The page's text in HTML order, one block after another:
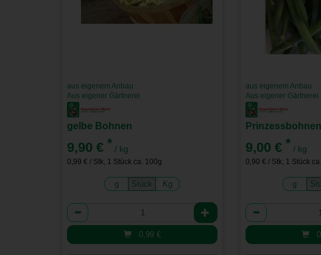
aus eigenem Anbau
Aus eigener Gärtnerei
gelbe Bohnen
9,90 € * / kg
0,99 € / Stk, 1 Stück ca. 100g
g Stück Kg
Anzahl
0,99 €
aus eigenem Anbau
Aus eigener Gärtnerei
Prinzessbohnen
9,00 €* / kg
0,90 € / Stk, 1 Stück
g
Anzahl